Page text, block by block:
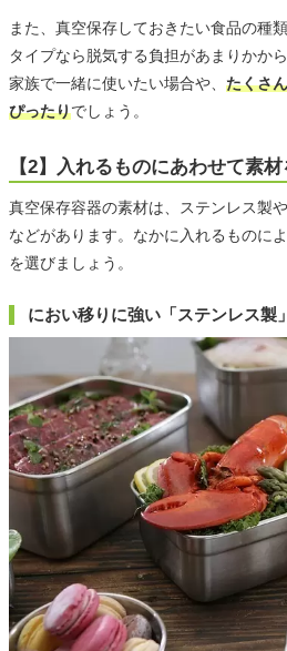
また、真空保存しておきたい食品の種
タイプなら脱気する負担があまりかか
家族で一緒に使いたい場合や、 たくさ
ぴったりでしょう。
【2】入れるものにあわせて素
真空保存容器の素材は、ステンレス製
などがあります。なかに入れるものに
を選びましょう。
におい移りに強い「ステンレス製」